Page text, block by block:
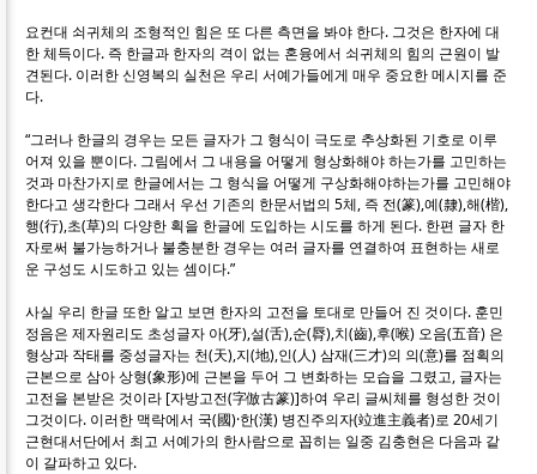
요컨대 쇠귀체의 조형적인 힘은 또 다른 측면을 봐야 한다. 그것은 한자에 대
한 체득이다. 즉 한글과 한자의 격이 없는 혼융에서 쇠귀체의 힘의 근원이 발
견된다. 이러한 신영복의 실천은 우리 서예가들에게 매우 중요한 메시지를 준
다.
“그러나 한글의 경우는 모든 글자가 그 형식이 극도로 추상화된 기호로 이루
어져 있을 뿐이다. 그림에서 그 내용을 어떻게 형상화해야 하는가를 고민하는
것과 마찬가지로 한글에서는 그 형식을 어떻게 구상화해야하는가를 고민해야
한다고 생각한다 그래서 우선 기존의 한문서법의 5체, 즉 전(篆),예(隸),해(楷),
행(行),초(草)의 다양한 획을 한글에 도입하는 시도를 하게 된다. 한편 글자 한
자로써 불가능하거나 불충분한 경우는 여러 글자를 연결하여 표현하는 새로
운 구성도 시도하고 있는 셈이다.”
사실 우리 한글 또한 알고 보면 한자의 고전을 토대로 만들어 진 것이다. 훈민
정음은 제자원리도 초성글자 아(牙),설(舌),순(脣),치(齒),후(喉) 오음(五音) 은
형상과 작태를 중성글자는 천(天),지(地),인(人) 삼재(三才)의 의(意)를 점획의
근본으로 삼아 상형(象形)에 근본을 두어 그 변화하는 모습을 그렸고, 글자는
고전을 본받은 것이라 [자방고전(字倣古篆)]하여 우리 글씨체를 형성한 것이
그것이다. 이러한 맥락에서 국(國)·한(漢) 병진주의자(竝進主義者)로 20세기
근현대서단에서 최고 서예가의 한사람으로 꼽히는 일중 김충현은 다음과 같
이 갈파하고 있다.